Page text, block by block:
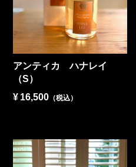
アンティカ ハナレイ
（S）
¥ 16,500 （税込）